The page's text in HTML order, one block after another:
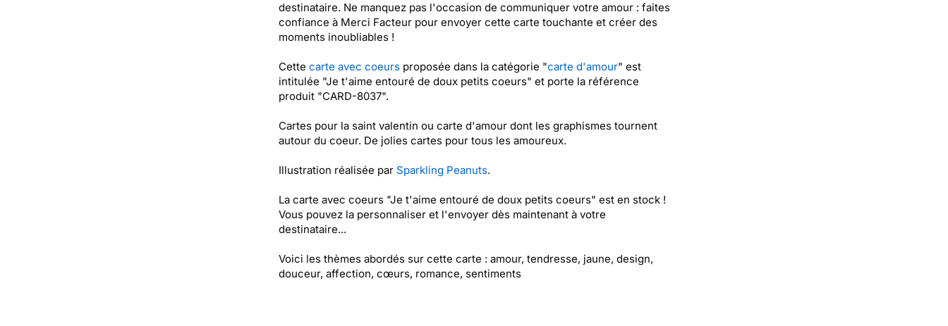
destinataire. Ne manquez pas l'occasion de communiquer votre amour : faites
confiance à Merci Facteur pour envoyer cette carte touchante et créer des
moments inoubliables !
Cette carte avec coeursproposée dans la catégorie "carte d'amour" est
intitulée "Je t'aime entouré de doux petits coeurs" et porte la référence
produit "CARD-8037".
Cartes pour la saint valentin ou carte d'amour dont les graphismes tournent
autour du coeur. De jolies cartes pour tous les amoureux.
Illustration réalisée par Sparkling Peanuts.
La carte avec coeurs "Je t'aime entouré de doux petits coeurs" est en stock !
Vous pouvez la personnaliser et l'envoyer dès maintenant à votre
destinataire...
Voici les thèmes abordés sur cette carte : amour, tendresse, jaune, design,
douceur, affection, cœurs, romance, sentiments